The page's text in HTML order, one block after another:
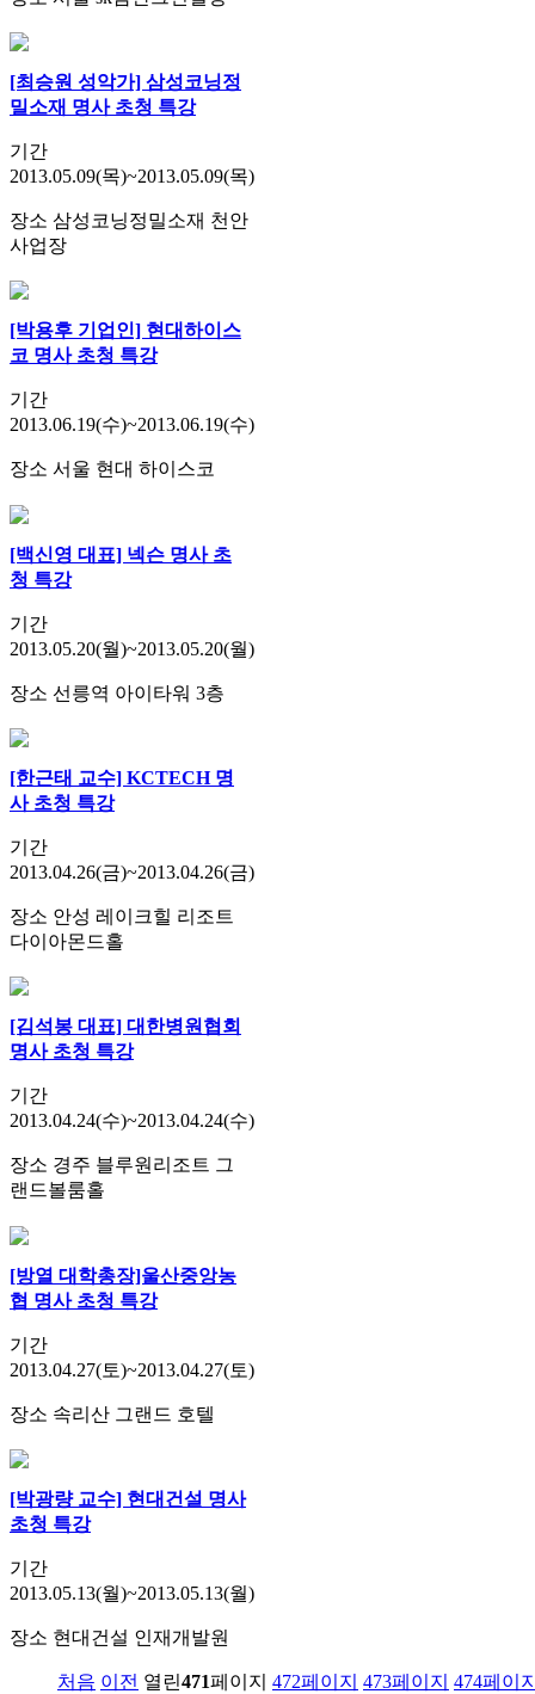
[최승원 성악가] 삼성코닝정
밀소재 명사 초청 특강
기간
2013.05.09(목)~2013.05.09(목)
장소 삼성코닝정밀소재 천안
사업장
[박용후 기업인] 현대하이스
코 명사 초청 특강
기간
2013.06.19(수)~2013.06.19(수)
장소 서울 현대 하이스코
[백신영 대표] 넥슨 명사 초
청 특강
기간
2013.05.20(월)~2013.05.20(월)
장소 선릉역 아이타워 3층
[한근태 교수] KCTECH 명
사 초청 특강
기간
2013.04.26(금)~2013.04.26(금)
장소 안성 레이크힐 리조트
다이아몬드홀
[김석봉 대표] 대한병원협회
명사 초청 특강
기간
2013.04.24(수)~2013.04.24(수)
장소 경주 블루원리조트 그
랜드볼룸홀
[방열 대학총장]울산중앙농
협 명사 초청 특강
기간
2013.04.27(토)~2013.04.27(토)
장소 속리산 그랜드 호텔
[박광량 교수] 현대건설 명사
초청 특강
기간
2013.05.13(월)~2013.05.13(월)
장소 현대건설 인재개발원
처음 이전 열린471페이지 472페이지 473페이지 474페이